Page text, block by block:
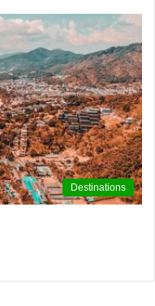
Destinations